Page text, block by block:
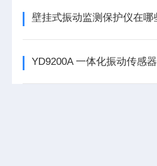
YD9200A 一体化振动传感器